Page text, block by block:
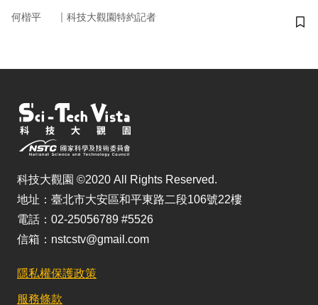
何楷平 ｜ 科技大觀園特約記者
儲
科技大觀園 ©2020 All Rights Reserved.
地址：臺北市大安區和平東路二段106號22樓
電話：02-25056789 #5526
信箱：nstcstv@gmail.com
隱私權保護政策
服務條款